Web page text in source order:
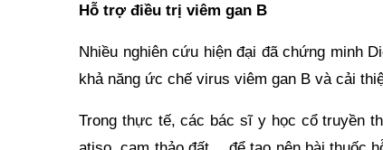
Hỗ trợ điều trị viêm gan B
Nhiều nghiên cứu hiện đại đã chứng minh
khả năng ức chế virus viêm gan B và cải
Trong thực tế, các bác sĩ y học cổ truyền